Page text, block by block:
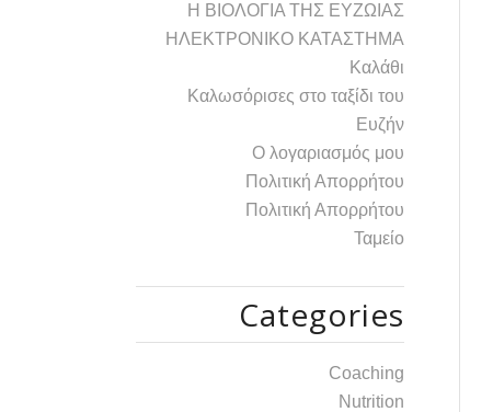
Η ΒΙΟΛΟΓΙΑ ΤΗΣ ΕΥΖΩΙΑΣ
ΗΛΕΚΤΡΟΝΙΚΟ ΚΑΤΑΣΤΗΜΑ
Καλάθι
Καλωσόρισες στο ταξίδι του
Ευζήν
Ο λογαριασμός μου
Πολιτική Απορρήτου
Πολιτική Απορρήτου
Ταμείο
Categories
Coaching
Nutrition